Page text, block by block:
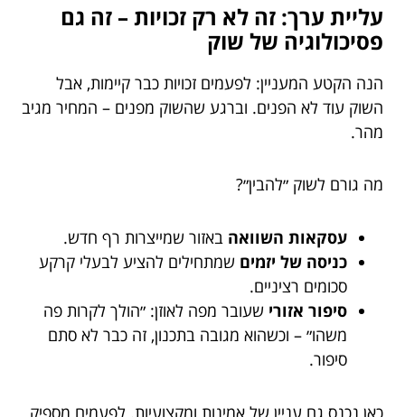
עליית ערך: זה לא רק זכויות – זה גם
פסיכולוגיה של שוק
הנה הקטע המעניין: לפעמים זכויות כבר קיימות, אבל
השוק עוד לא הפנים. וברגע שהשוק מפנים – המחיר מגיב
מהר.
מה גורם לשוק ״להבין״?
עסקאות השוואה באזור שמייצרות רף חדש.
כניסה של יזמים שמתחילים להציע לבעלי קרקע
סכומים רציניים.
סיפור אזורי שעובר מפה לאוזן: ״הולך לקרות פה
משהו״ – וכשהוא מגובה בתכנון, זה כבר לא סתם
סיפור.